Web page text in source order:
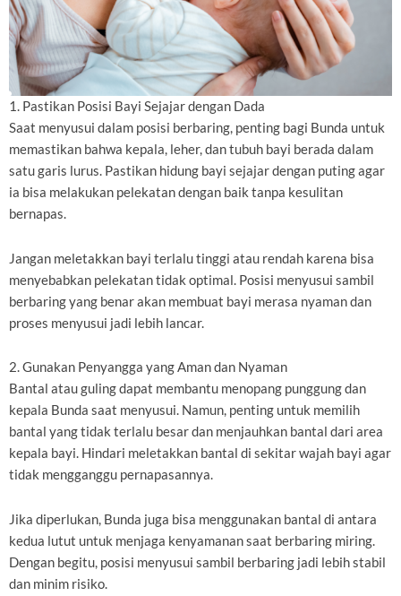
1. Pastikan Posisi Bayi Sejajar dengan Dada
Saat menyusui dalam posisi berbaring, penting bagi Bunda untuk
memastikan bahwa kepala, leher, dan tubuh bayi berada dalam
satu garis lurus. Pastikan hidung bayi sejajar dengan puting agar
ia bisa melakukan pelekatan dengan baik tanpa kesulitan
bernapas.
Jangan meletakkan bayi terlalu tinggi atau rendah karena bisa
menyebabkan pelekatan tidak optimal. Posisi menyusui sambil
berbaring yang benar akan membuat bayi merasa nyaman dan
proses menyusui jadi lebih lancar.
2. Gunakan Penyangga yang Aman dan Nyaman
Bantal atau guling dapat membantu menopang punggung dan
kepala Bunda saat menyusui. Namun, penting untuk memilih
bantal yang tidak terlalu besar dan menjauhkan bantal dari area
kepala bayi. Hindari meletakkan bantal di sekitar wajah bayi agar
tidak mengganggu pernapasannya.
Jika diperlukan, Bunda juga bisa menggunakan bantal di antara
kedua lutut untuk menjaga kenyamanan saat berbaring miring.
Dengan begitu, posisi menyusui sambil berbaring jadi lebih stabil
dan minim risiko.